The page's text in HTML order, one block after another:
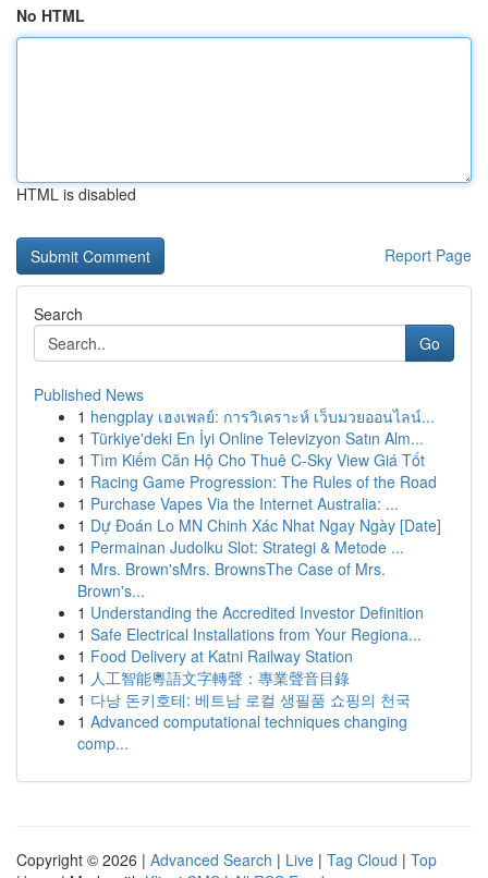
No HTML
HTML is disabled
Report Page
Search
Go
Published News
1 hengplay เฮงเพลย์: การวิเคราะห์ เว็บมวยออนไลน์...
1 Türkiye'deki En İyi Online Televizyon Satın Alm...
1 Tìm Kiếm Căn Hộ Cho Thuê C-Sky View Giá Tốt
1 Racing Game Progression: The Rules of the Road
1 Purchase Vapes Via the Internet Australia: ...
1 Dự Đoán Lo MN Chinh Xác Nhat Ngay Ngày [Date]
1 Permainan Judolku Slot: Strategi & Metode ...
1 Mrs. Brown'sMrs. BrownsThe Case of Mrs.
Brown's...
1 Understanding the Accredited Investor Definition
1 Safe Electrical Installations from Your Regiona...
1 Food Delivery at Katni Railway Station
1 人工智能粵語文字轉聲：專業聲音目錄
1 다낭 돈키호테: 베트남 로컬 생필품 쇼핑의 천국
1 Advanced computational techniques changing
comp...
Copyright © 2026 | Advanced Search | Live | Tag Cloud | Top